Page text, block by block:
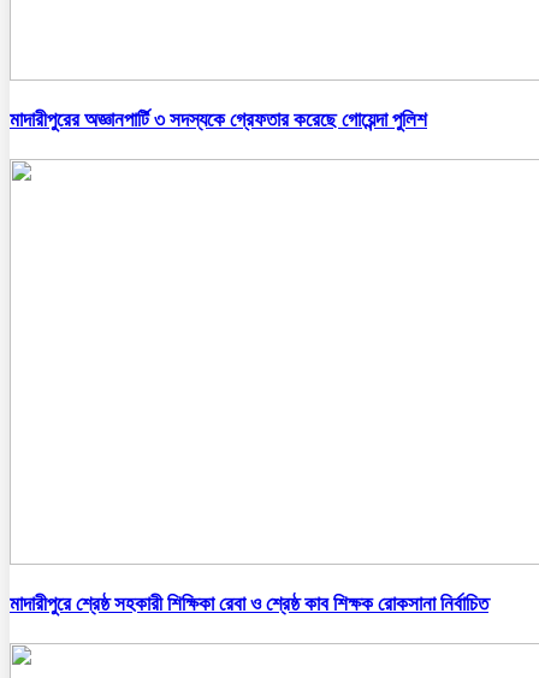
মাদারীপুরের অজ্ঞানপার্টি ৩ সদস্যকে গ্রেফতার করেছে গোয়েন্দা পুলিশ
মাদারীপুরে শ্রেষ্ঠ সহকারী শিক্ষিকা রেবা ও শ্রেষ্ঠ কাব শিক্ষক রোকসানা নির্বাচিত